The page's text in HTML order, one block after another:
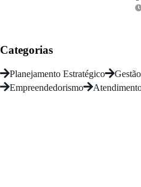
Categorias
Planejamento Estratégico
Empreendedorismo